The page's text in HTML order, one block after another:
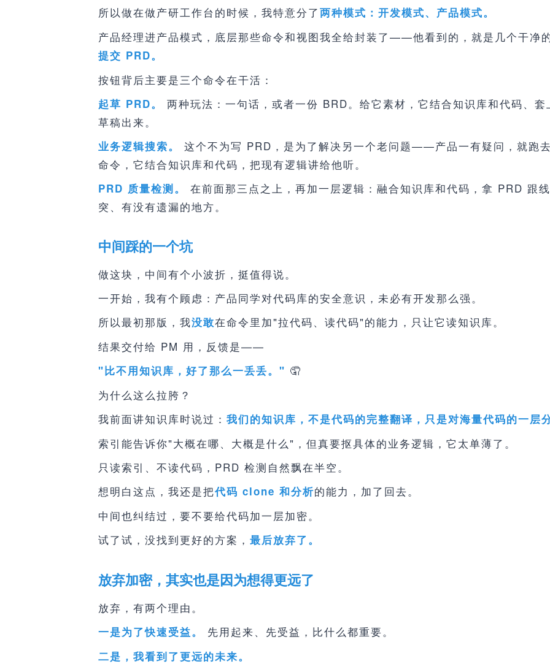
所以做在做产研工作台的时候，我特意分了两种模式：开发模式、产品模式。
产品经理进产品模式，底层那些命令和视图我全给封装了——他看到的，就是几个干净
提交 PRD。
按钮背后主要是三个命令在干活：
起草 PRD。
两种玩法：一句话，或者一份 BRD。给它素材，它结合知识库和代码、
草稿出来。
业务逻辑搜索。
这个不为写 PRD，是为了解决另一个老问题——产品一有疑问，就跑
命令，它结合知识库和代码，把现有逻辑讲给他听。
PRD 质量检测。
在前面那三点之上，再加一层逻辑：融合知识库和代码，拿 PRD 跟
突、有没有遗漏的地方。
中间踩的一个坑
做这块，中间有个小波折，挺值得说。
一开始，我有个顾虑：产品同学对代码库的安全意识，未必有开发那么强。
所以最初那版，我没敢在命令里加"拉代码、读代码"的能力，只让它读知识库。
结果交付给 PM 用，反馈是——
"比不用知识库，好了那么一丢丢。" 🤦
为什么这么拉胯？
我前面讲知识库时说过： 我们的知识库，不是代码的完整翻译，只是对海量代码的一层
索引能告诉你"大概在哪、大概是什么"，但真要抠具体的业务逻辑，它太单薄了。
只读索引、不读代码，PRD 检测自然飘在半空。
想明白这点，我还是把代码 clone 和分析的能力，加了回去。
中间也纠结过，要不要给代码加一层加密。
试了试，没找到更好的方案， 最后放弃了。
放弃加密，其实也是因为想得更远了
放弃，有两个理由。
一是为了快速受益。 先用起来、先受益，比什么都重要。
二是，我看到了更远的未来。